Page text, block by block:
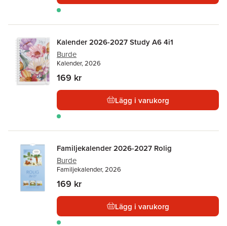
Kalender 2026-2027 Study A6 4i1
Burde
Kalender, 2026
169 kr
Lägg i varukorg
Familjekalender 2026-2027 Rolig
Burde
Familjekalender, 2026
169 kr
Lägg i varukorg